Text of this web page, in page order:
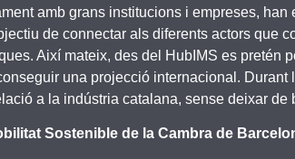
amb grans institucions i empreses,
de connectar als diferents actors que
Així mateix, des del HubIMS es pretén
una projecció internacional. Durant
a la indústria catalana, sense deixar de
Sostenible de la Cambra de